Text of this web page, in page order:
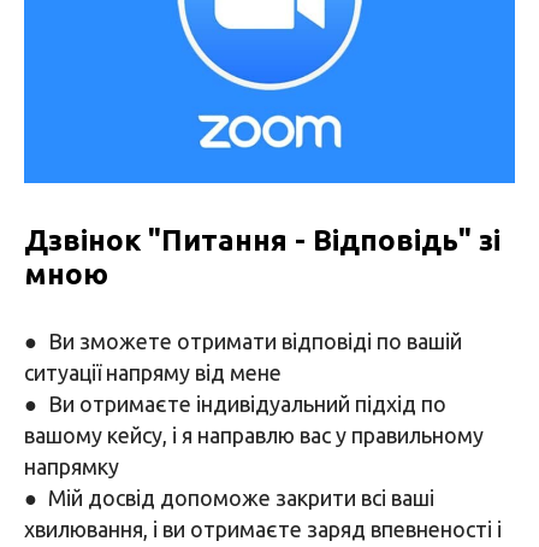
Дзвінок "Питання - Відповідь" зі
мною
● Ви зможете отримати відповіді по вашій
ситуації напряму від мене
● Ви отримаєте індивідуальний підхід по
вашому кейсу, і я направлю вас у правильному
напрямку
● Мій досвід допоможе закрити всі ваші
хвилювання, і ви отримаєте заряд впевненості і